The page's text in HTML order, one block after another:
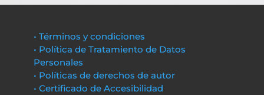
• Términos y condiciones
• Política de Tratamiento de Datos
Personales
• Políticas de derechos de autor
• Certificado de Accesibilidad